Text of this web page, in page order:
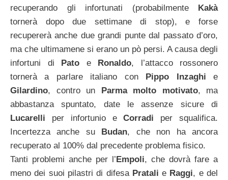
recuperando gli infortunati (probabilmente
Kakà
tornerà dopo due settimane di stop), e forse
recupererà anche due grandi punte dal passato d’oro,
ma che ultimamene si erano un pò persi. A causa degli
infortuni di
Pato e Ronaldo, l’attacco rossonero
tornerà a parlare italiano con
Pippo Inzaghi e
Gilardino, contro un Parma molto motivato, ma
abbastanza spuntato, date le assenze sicure di
Lucarelli per infortunio eCorradi per squalifica.
Incertezza anche su
Budan, che non ha ancora
recuperato al 100% dal precedente problema fisico.
Tanti problemi anche per l’ Empoli, che dovrà fare a
meno dei suoi pilastri di difesa Pratali e Raggi, e del